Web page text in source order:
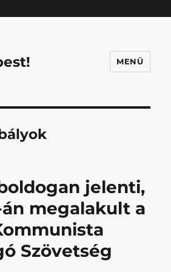
MENÜ
jelenti,
án megalakult a
Szövetség